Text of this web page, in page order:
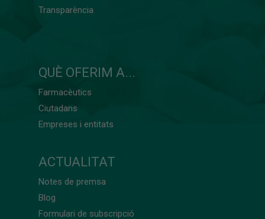
Transparència
QUÈ OFERIM A...
Farmacèutics
Ciutadans
Empreses i entitats
ACTUALITAT
Notes de premsa
Blog
Formulari de subscripció